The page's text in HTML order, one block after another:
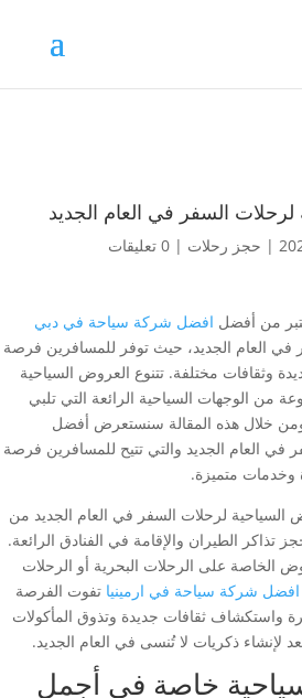
السفر في العام الجديد
| حجز رحلات | 0 تعليقات
من أفضل افضل شركة سياحة في دبي
في العام الجديد، حيث توفر للمسافرين فرصة
وثقافات مختلفة. تتنوع العروض السياحية
من الوجهات السياحية الرائعة التي تلبي
خلال هذه المقالة سنستعرض أفضل
في العام الجديد والتي تتيح للمسافرين فرصة
وخدمات متميزة.
السياحية لرحلات السفر في العام الجديد من
تذاكر الطيران والإقامة في الفنادق الرائعة.
الخاصة على الرحلات البحرية أو الرحلات
افضل شركة سياحة في ارمينيا تفوت الفرصة
واستكشاف ثقافات جديدة وتذوق المأكولات
لإنشاء ذكريات لا تُنسى في العام الجديد.
خاصة في أجمل